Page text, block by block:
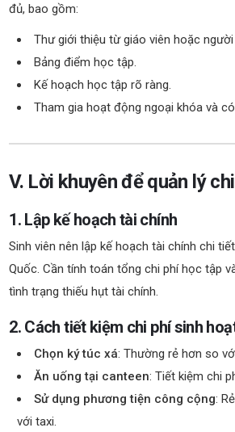
đủ, bao gồm:
Thư giới thiệu từ giáo viên hoặc
Bảng điểm học tập.
Kế hoạch học tập rõ ràng.
Tham gia hoạt động ngoại khóa và
V. Lời khuyên để quản lý
1. Lập kế hoạch tài chính
Sinh viên nên lập kế hoạch tài chính chi
Quốc. Cần tính toán tổng chi phí học tập
tình trạng thiếu hụt tài chính.
2. Cách tiết kiệm chi phí sinh
Chọn ký túc xá: Thường rẻ hơn so
Ăn uống tại canteen: Tiết kiệm chi
Sử dụng phương tiện công cộng:
với taxi.